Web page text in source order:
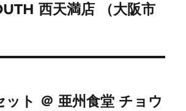
西天満店 （大阪市
ット ＠ 亜州食堂 チョウ